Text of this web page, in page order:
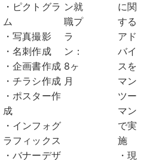
・ピクトグラ
ム
・写真撮影
・名刺作成
・企画書作成
・チラシ作成
・ポスター作
成
・インフォグ
ラフィックス
・バナーデザ
ン就
職プ
ラ
ン：
8ヶ
月
に関
する
アド
バイ
スを
マン
ツー
マン
で実
施
・現